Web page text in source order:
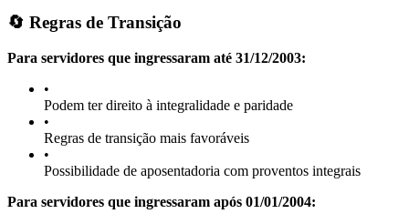
🔄 Regras de Transição
Para servidores que ingressaram até 31/12/2003:
•
Podem ter direito à integralidade e paridade
•
Regras de transição mais favoráveis
•
Possibilidade de aposentadoria com proventos integrais
Para servidores que ingressaram após 01/01/2004: